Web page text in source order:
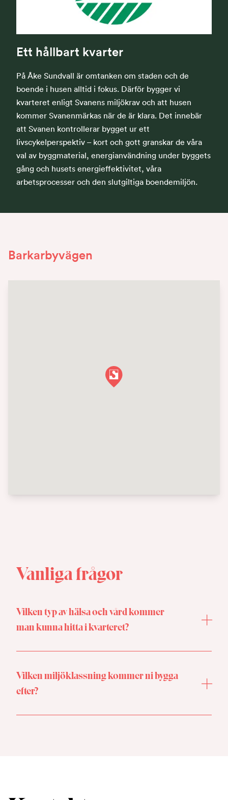
Ett hållbart kvarter
På Åke Sundvall är omtanken om staden och de
boende i husen alltid i fokus. Därför bygger vi
kvarteret enligt Svanens miljökrav och att husen
kommer Svanenmärkas när de är klara. Det innebär
att Svanen kontrollerar bygget ur ett
livscykelperspektiv – kort och gott granskar de våra
val av byggmaterial, energianvändning under byggets
gång och husets energieffektivitet, våra
arbetsprocesser och den slutgiltiga boendemiljön.
Barkarbyvägen
Vanliga frågor
Vilken typ av hälsa och vård kommer
man kunna hitta i kvarteret?
Först ut att teckna avtal är Barnsjukhuset Martina –
förebyggande och hälsofrämjande verksamheter
Vilken miljöklassning kommer ni bygga
efter?
Vi bygger alla våra bostäder efter Svanens